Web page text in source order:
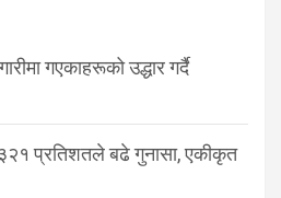
गएकाहरूको उद्धार गर्दै
३२१ प्रतिशतले बढे गुनासा, एकीकृत